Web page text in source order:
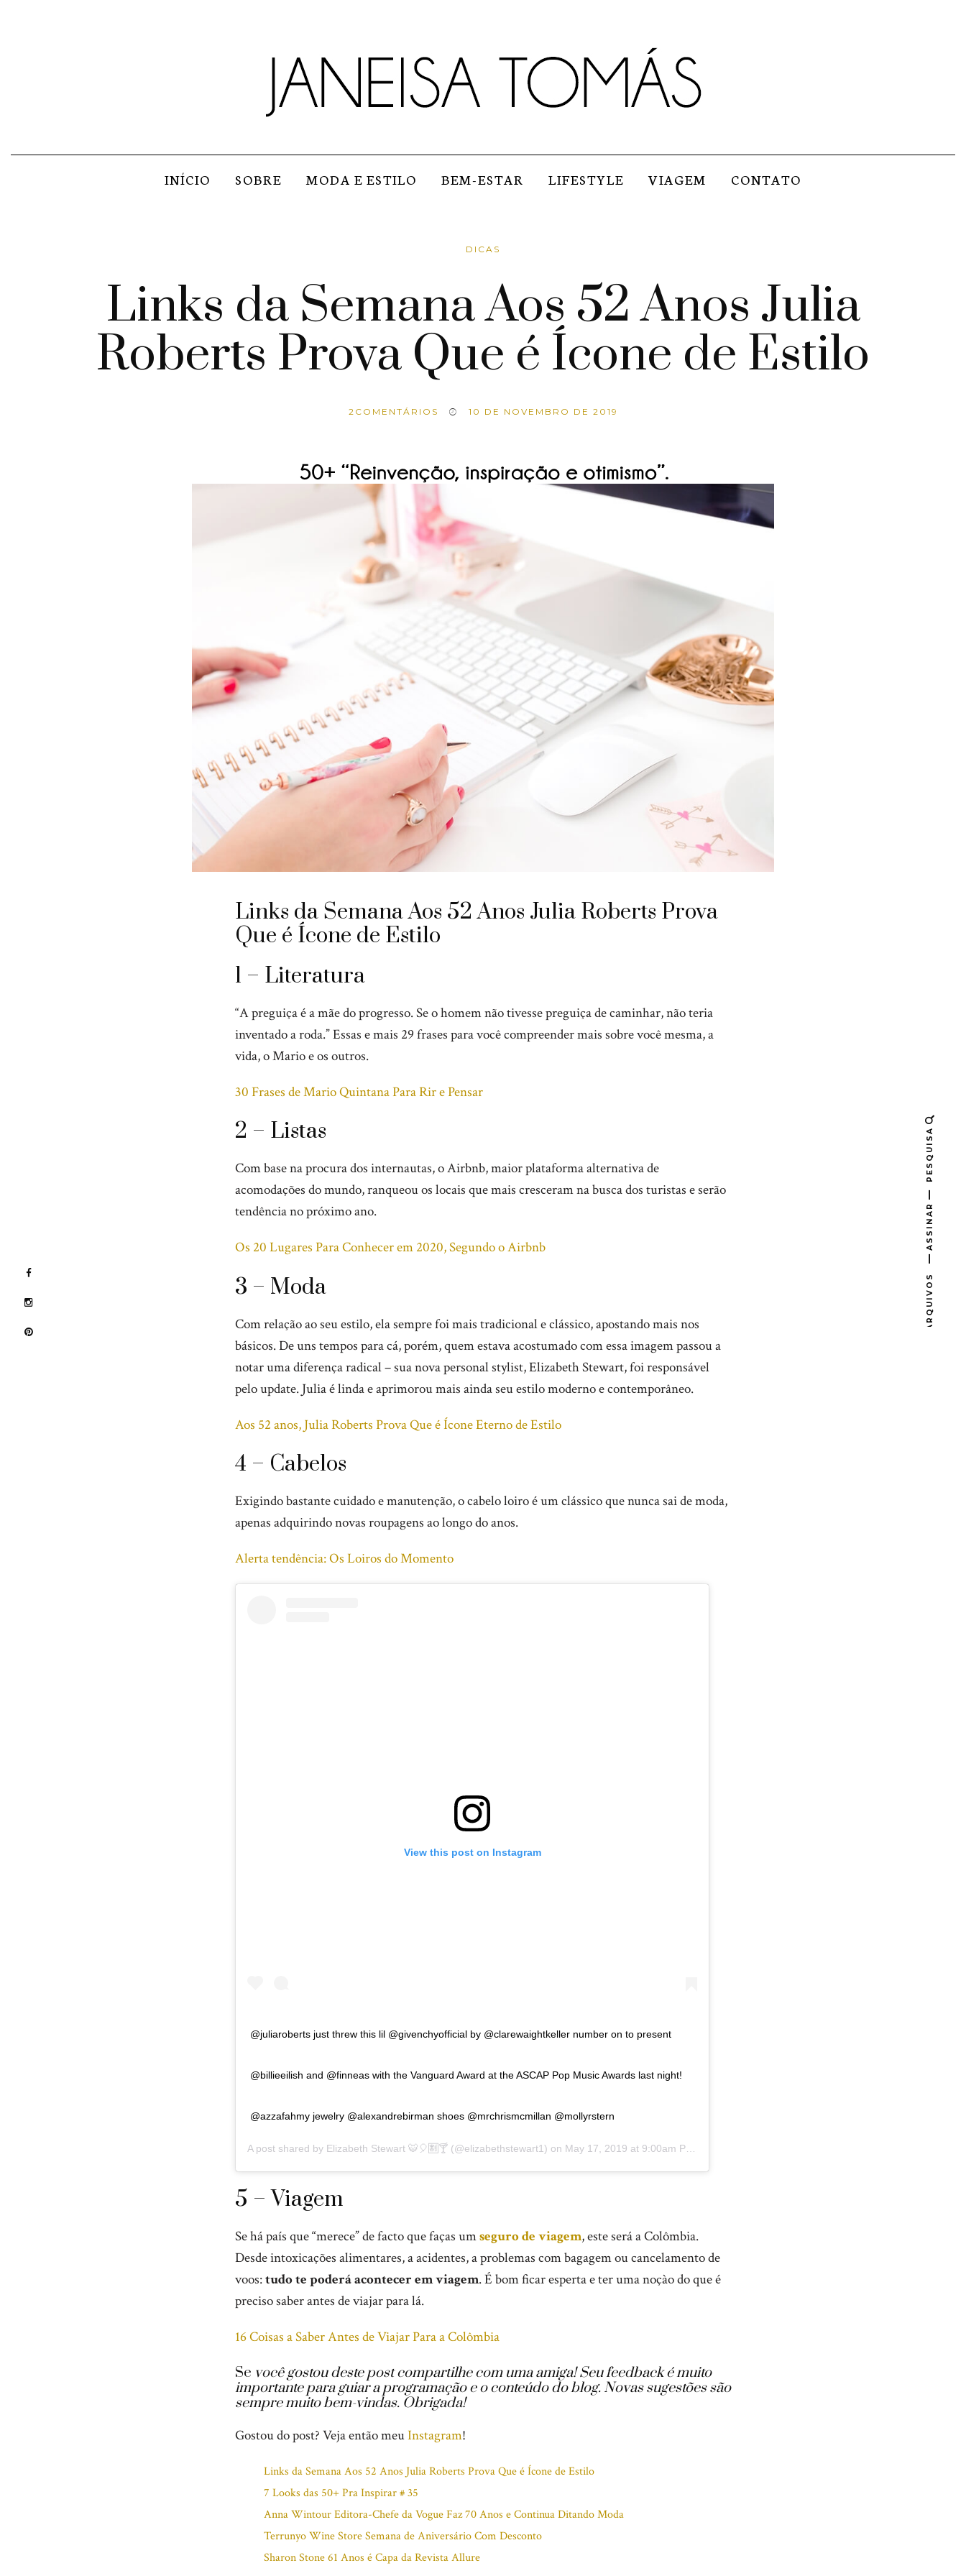
INÍCIO SOBRE MODA E ESTILO BEM-ESTAR LIFESTYLE VIAGEM CONTATO
DICAS
Links da Semana Aos 52 Anos Julia
Roberts Prova Que é Ícone de Estilo
2 COMENTÁRIOS 10 DE NOVEMBRO DE 2019
Links da Semana Aos 52 Anos Julia Roberts Prova
Que é Ícone de Estilo
1 – Literatura
“A preguiça é a mãe do progresso. Se o homem não tivesse preguiça de caminhar, não teria
inventado a roda.” Essas e mais 29 frases para você compreender mais sobre você mesma, a
vida, o Mario e os outros.
30 Frases de Mario Quintana Para Rir e Pensar
2 – Listas
Com base na procura dos internautas, o Airbnb, maior plataforma alternativa de
acomodações do mundo, ranqueou os locais que mais cresceram na busca dos turistas e serão
tendência no próximo ano.
Os 20 Lugares Para Conhecer em 2020, Segundo o Airbnb
3 – Moda
Com relação ao seu estilo, ela sempre foi mais tradicional e clássico, apostando mais nos
básicos. De uns tempos para cá, porém, quem estava acostumado com essa imagem passou a
notar uma diferença radical – sua nova personal stylist, Elizabeth Stewart, foi responsável
pelo update. Julia é linda e aprimorou mais ainda seu estilo moderno e contemporâneo.
Aos 52 anos, Julia Roberts Prova Que é Ícone Eterno de Estilo
4 – Cabelos
Exigindo bastante cuidado e manutenção, o cabelo loiro é um clássico que nunca sai de moda,
apenas adquirindo novas roupagens ao longo do anos.
Alerta tendência: Os Loiros do Momento
View this post on Instagram
@juliaroberts just threw this lil @givenchyofficial by @clarewaightkeller number on to present
@billieeilish and @finneas with the Vanguard Award at the ASCAP Pop Music Awards last night!
@azzafahmy jewelry @alexandrebirman shoes @mrchrismcmillan @mollyrstern
A post shared by Elizabeth Stewart 🐯🎈🈹🍸 (@elizabethstewart1) on May 17, 2019 at 9:00am PDT
5 – Viagem
Se há país que “merece” de facto que faças umseguro de viagem, este será a Colômbia.
Desde intoxicações alimentares, a acidentes, a problemas com bagagem ou cancelamento de
voos:tudo te poderá acontecer em viagem. É bom ficar esperta e ter uma noçào do que é
preciso saber antes de viajar para lá.
16 Coisas a Saber Antes de Viajar Para a Colômbia
Se você gostou deste post compartilhe com uma amiga! Seu feedback é muito
importante para guiar a programação e o conteúdo do blog. Novas sugestões são
sempre muito bem-vindas. Obrigada!
Gostou do post? Veja então meuInstagram!
Links da Semana Aos 52 Anos Julia Roberts Prova Que é Ícone de Estilo
7 Looks das 50+ Pra Inspirar # 35
Anna Wintour Editora-Chefe da Vogue Faz 70 Anos e Continua Ditando Moda
Terrunyo Wine Store Semana de Aniversário Com Desconto
Sharon Stone 61 Anos é Capa da Revista Allure
PESQUISA
ASSINAR
ARQUIVOS